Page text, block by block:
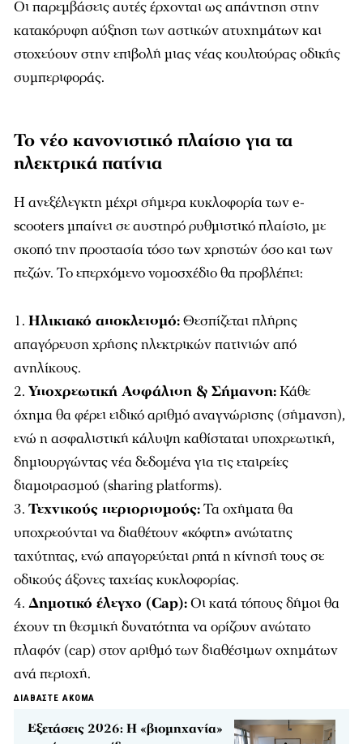
Οι παρεμβάσεις αυτές έρχονται ως απάντηση στην
κατακόρυφη αύξηση των αστικών ατυχημάτων και
στοχεύουν στην επιβολή μιας νέας κουλτούρας οδικής
συμπεριφοράς.
Το νέο κανονιστικό πλαίσιο για τα
ηλεκτρικά πατίνια
Η ανεξέλεγκτη μέχρι σήμερα κυκλοφορία των e-
scooters μπαίνει σε αυστηρό ρυθμιστικό πλαίσιο, με
σκοπό την προστασία τόσο των χρηστών όσο και των
πεζών. Το επερχόμενο νομοσχέδιο θα προβλέπει:
Ηλικιακό αποκλεισμό:Θεσπίζεται πλήρης
απαγόρευση χρήσης ηλεκτρικών πατινιών από
ανηλίκους.
Υποχρεωτική Ασφάλιση & Σήμανση:Κάθε
όχημα θα φέρει ειδικό αριθμό αναγνώρισης (σήμανση),
ενώ η ασφαλιστική κάλυψη καθίσταται υποχρεωτική,
δημιουργώντας νέα δεδομένα για τις εταιρείες
διαμοιρασμού (sharing platforms).
Τεχνικούς περιορισμούς:Τα οχήματα θα
υποχρεούνται να διαθέτουν «κόφτη» ανώτατης
ταχύτητας, ενώ απαγορεύεται ρητά η κίνησή τους σε
οδικούς άξονες ταχείας κυκλοφορίας.
Δημοτικό έλεγχο (Cap):Οι κατά τόπους δήμοι θα
έχουν τη θεσμική δυνατότητα να ορίζουν ανώτατο
πλαφόν (cap) στον αριθμό των διαθέσιμων οχημάτων
ανά περιοχή.
ΔΙΑΒΑΣΤΕ ΑΚΟΜΑ
Εξετάσεις 2026: Η «βιομηχανία»